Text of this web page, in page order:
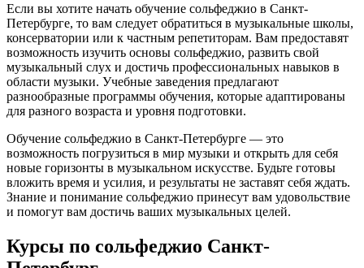
Если вы хотите начать обучение сольфеджио в Санкт-
Петербурге, то вам следует обратиться в музыкальные школы,
консерватории или к частным репетиторам. Вам предоставят
возможность изучить основы сольфеджио, развить свой
музыкальный слух и достичь профессиональных навыков в
области музыки. Учебные заведения предлагают
разнообразные программы обучения, которые адаптированы
для разного возраста и уровня подготовки.
Обучение сольфеджио в Санкт-Петербурге — это
возможность погрузиться в мир музыки и открыть для себя
новые горизонты в музыкальном искусстве. Будьте готовы
вложить время и усилия, и результаты не заставят себя ждать.
Знание и понимание сольфеджио принесут вам удовольствие
и помогут вам достичь ваших музыкальных целей.
Курсы по сольфеджио Санкт-